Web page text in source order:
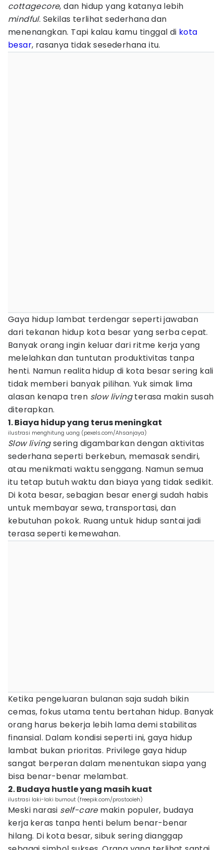
cottagecore, dan hidup yang katanya lebih
mindful. Sekilas terlihat sederhana dan
menenangkan. Tapi kalau kamu tinggal di kota
besar, rasanya tidak sesederhana itu.
Gaya hidup lambat terdengar seperti jawaban
dari tekanan hidup kota besar yang serba cepat.
Banyak orang ingin keluar dari ritme kerja yang
melelahkan dan tuntutan produktivitas tanpa
henti. Namun realita hidup di kota besar sering kali
tidak memberi banyak pilihan. Yuk simak lima
alasan kenapa tren slow livingterasa makin susah
diterapkan.
1. Biaya hidup yang terus meningkat
ilustrasi menghitung uang (pexels.com/Ahsanjaya)
Slow livingsering digambarkan dengan aktivitas
sederhana seperti berkebun, memasak sendiri,
atau menikmati waktu senggang. Namun semua
itu tetap butuh waktu dan biaya yang tidak sedikit.
Di kota besar, sebagian besar energi sudah habis
untuk membayar sewa, transportasi, dan
kebutuhan pokok. Ruang untuk hidup santai jadi
terasa seperti kemewahan.
Ketika pengeluaran bulanan saja sudah bikin
cemas, fokus utama tentu bertahan hidup. Banyak
orang harus bekerja lebih lama demi stabilitas
finansial. Dalam kondisi seperti ini, gaya hidup
lambat bukan prioritas. Privilege gaya hidup
sangat berperan dalam menentukan siapa yang
bisa benar-benar melambat.
2. Budaya hustle yang masih kuat
ilustrasi laki-laki burnout (freepik.com/prostooleh)
Meski narasi self-care makin populer, budaya
kerja keras tanpa henti belum benar-benar
hilang. Di kota besar, sibuk sering dianggap